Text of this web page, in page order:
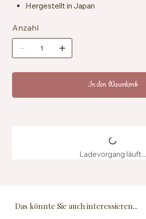
Hergestellt in Japan
Anzahl
In den Warenkorb
Ladevorgang läuft...
Das könnte Sie auch interessieren...